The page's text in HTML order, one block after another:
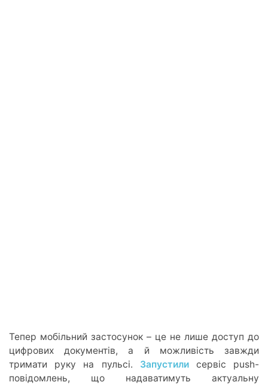
​​Тепер мобільний застосунок – це не лише доступ до
цифрових документів, а й можливість завжди
тримати руку на пульсі. Запустилисервіс push-
повідомлень, що надаватимуть актуальну